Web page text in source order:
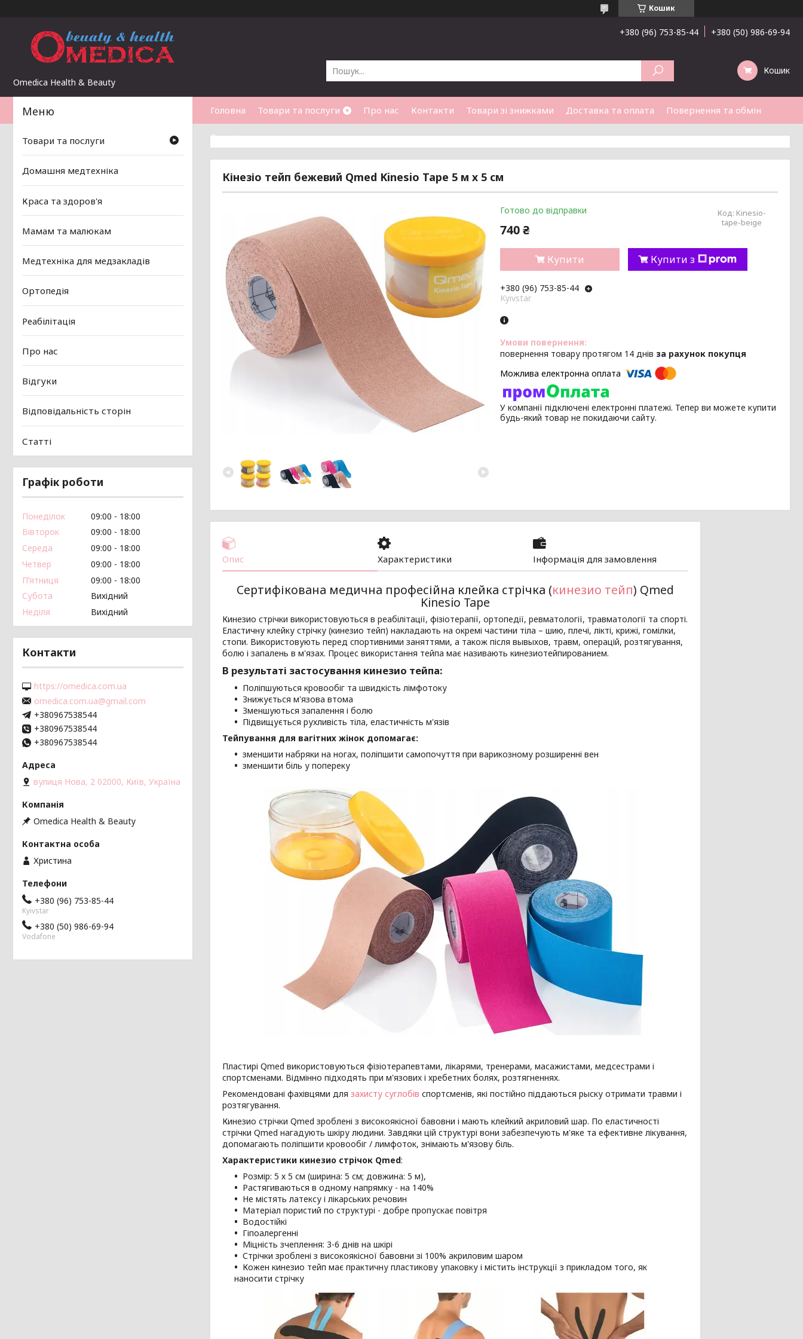
Кошик
Omedica Health & Beauty
+380 (96) 753-85-44 +380 (50) 986-69-94
Кошик
Головна Товари та послуги Про нас Контакти Товари зі знижками Доставка та оплата Повернення та обмін
Статті
Кінезіо тейп бежевий Qmed Kinesio Tape 5 м х 5 см
Готово до відправки Код: Kinesio-
tape-beige
740 ₴
Купити Купити з
+380 (96) 753-85-44
Kyivstar
повернення товару протягом 14 днів за рахунок покупця
У компанії підключені електронні платежі. Тепер ви можете купити
будь-який товар не покидаючи сайту.
Опис Характеристики Інформація для замовлення
Сертифікована медична професійна клейка стрічка (кинезио тейп) Qmed
Kinesio Tape
Кинезио стрічки використовуються в реабілітації, фізіотерапії, ортопедії, ревматології, травматології та спорті.
Еластичну клейку стрічку (кинезио тейп) накладають на окремі частини тіла – шию, плечі, лікті, крижі, гомілки,
стопи. Використовують перед спортивними заняттями, а також після вывыхов, травм, операцій, розтягування,
болю і запалень в м'язах. Процес використання тейпа має називають кинезиотейпированием.
В результаті застосування кинезио тейпа:
Поліпшуються кровообіг та швидкість лімфотоку
Знижується м'язова втома
Зменшуються запалення і болю
Підвищується рухливість тіла, еластичність м'язів
Тейпування для вагітних жінок допомагає:
зменшити набряки на ногах, поліпшити самопочуття при варикозному розширенні вен
зменшити біль у попереку
Пластирі Qmed використовуються фізіотерапевтами, лікарями, тренерами, масажистами, медсестрами і
спортсменами. Відмінно підходять при м'язових і хребетних болях, розтягненнях.
Рекомендовані фахівцями для захисту суглобів спортсменів, які постійно піддаються рыску отримати травми і
розтягування.
Кинезио стрічки Qmed зроблені з високоякісної бавовни і мають клейкий акриловий шар. По еластичності
стрічки Qmed нагадують шкіру людини. Завдяки цій структурі вони забезпечують м'яке та ефективне лікування,
допомагають поліпшити кровообіг / лимфоток, знімають м'язову біль.
Характеристики кинезио стрічок Qmed:
Розмір: 5 х 5 см (ширина: 5 см; довжина: 5 м),
Растягиваються в одному напрямку - на 140%
Не містять латексу і лікарських речовин
Матеріал пористий по структурі - добре пропускає повітря
Водостійкі
Гіпоалергенні
Міцність зчеплення: 3-6 днів на шкірі
Стрічки зроблені з високоякісної бавовни зі 100% акриловим шаром
Кожен кинезио тейп має практичну пластикову упаковку і містить інструкції з прикладом того, як
наносити стрічку
Товари та послуги
Домашня медтехніка
Краса та здоров'я
Мамам та малюкам
Медтехніка для медзакладів
Ортопедія
Реабілітація
Про нас
Відгуки
Відповідальність сторін
Статті
Графік роботи
Понеділок 09:00
18:00
Вівторок
09:00
18:00
Середа
09:00
18:00
Четвер
09:00
18:00
Пʼятниця
09:00
18:00
Субота
Вихідний
Неділя
Вихідний
Контакти
https://omedica.com.ua
omedica.com.ua@gmail.com
+380967538544
+380967538544
+380967538544
вулиця Нова, 2 02000, Київ, Україна
Omedica Health & Beauty
Христина
+380 (96) 753-85-44
Kyivstar
+380 (50) 986-69-94
Vodafone